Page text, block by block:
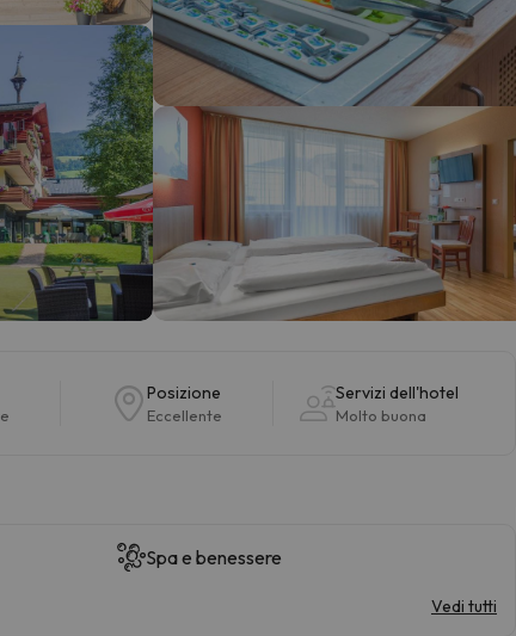
abbia perso la strada. Non appena troverà la bussola, tornerà.
Posizione
Eccellente
Servizi dell'hotel
Molto buona
Spa e benessere
Vedi tutti